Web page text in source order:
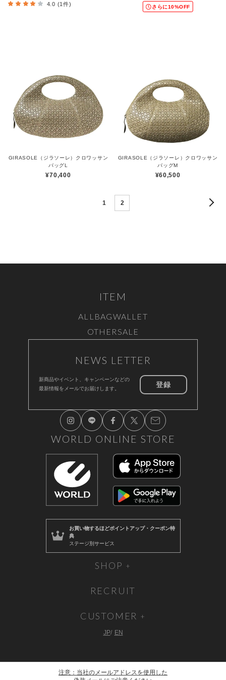
4.0 (1件) さらに10%OFF
GIRASOLE（ジラソーレ）クロワッサン
バッグL
¥70,400
GIRASOLE（ジラソーレ）クロワッサン
バッグM
¥60,500
1 2
ITEM
ALL BAGWALLET
OTHER SALE
NEWS LETTER
新商品やイベント、キャンペーンなどの
最新情報をメールでお届けします。
登録
WORLD ONLINE STORE
お買い物するほどポイントアップ・クーポン特
典
ステージ別サービス
SHOP
RECRUIT
CUSTOMER
JP EN
注意：当社のメールアドレスを使用した